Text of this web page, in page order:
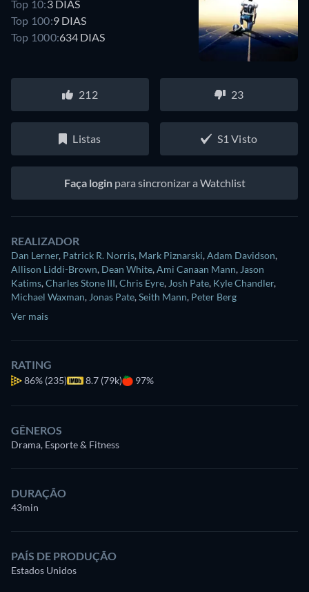
Top 10:3 DIAS
Top 100:9 DIAS
Top 1000:634 DIAS
212 23
Listas S1 Visto
Faça loginpara sincronizar a Watchlist
REALIZADOR
Dan Lerner, Patrick R. Norris, Mark Piznarski,Adam Davidson,
Allison Liddi-Brown, Dean White,Ami Canaan Mann, Jason
Katims,Charles Stone III,Chris Eyre, Josh Pate, Kyle Chandler,
Michael Waxman, Jonas Pate,Seith Mann, Peter Berg
Ver mais
RATING
86% (235) 8.7 (79k) 97%
GÊNEROS
Drama, Esporte & Fitness
DURAÇÃO
43min
PAÍS DE PRODUÇÃO
Estados Unidos